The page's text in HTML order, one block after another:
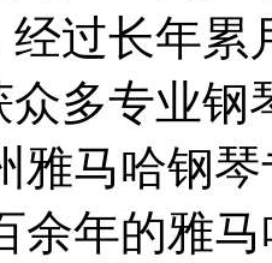
过长年累
众多专业
雅马哈钢
余年的雅